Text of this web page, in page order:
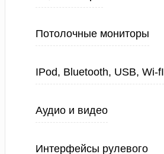
Потолочные мониторы
IPod, Bluetooth, USB, Wi-fI
Аудио и видео
Интерфейсы рулевого